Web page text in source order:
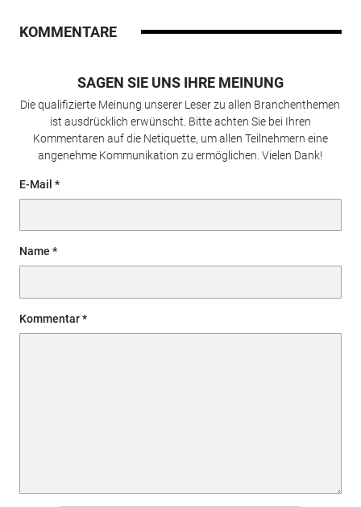
KOMMENTARE
SAGEN SIE UNS IHRE MEINUNG
Die qualifizierte Meinung unserer Leser zu allen Branchenthemen
ist ausdrücklich erwünscht. Bitte achten Sie bei Ihren
Kommentaren auf die Netiquette, um allen Teilnehmern eine
angenehme Kommunikation zu ermöglichen. Vielen Dank!
E-Mail
Name
Kommentar